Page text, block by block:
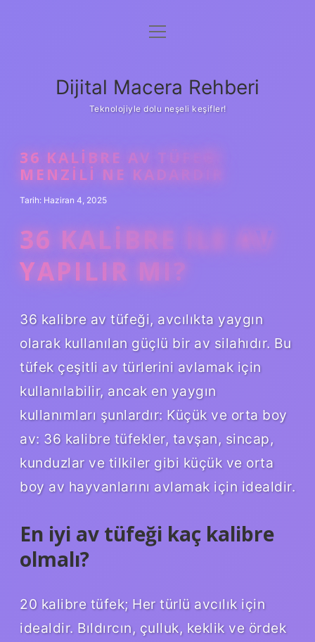
Anasayfa
Yasal Uyarı
menüyü
Dijital Macera Rehberi
Teknolojiyle dolu neşeli keşifler!
36 KALIBRE AV TÜFEĞI
MENZILI NE KADARDIR
Tarih: Haziran 4, 2025
36 KALIBRE ILE AV
YAPILIR MI?
36 kalibre av tüfeği, avcılıkta yaygın
olarak kullanılan güçlü bir av silahıdır. Bu
tüfek çeşitli av türlerini avlamak için
kullanılabilir, ancak en yaygın
kullanımları şunlardır: Küçük ve orta boy
av: 36 kalibre tüfekler, tavşan, sincap,
kunduzlar ve tilkiler gibi küçük ve orta
boy av hayvanlarını avlamak için idealdir.
En iyi av tüfeği kaç kalibre
olmalı?
20 kalibre tüfek; Her türlü avcılık için
idealdir. Bıldırcın, çulluk, keklik ve ördek